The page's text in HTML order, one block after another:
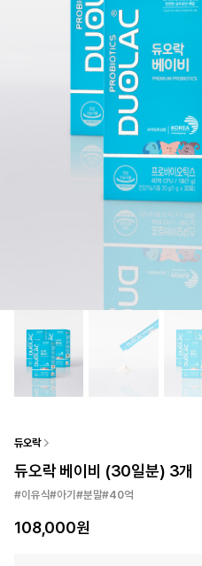
듀오락
듀오락 베이비 (30일분) 3개
#이유식#아기#분말#40억
108,000원